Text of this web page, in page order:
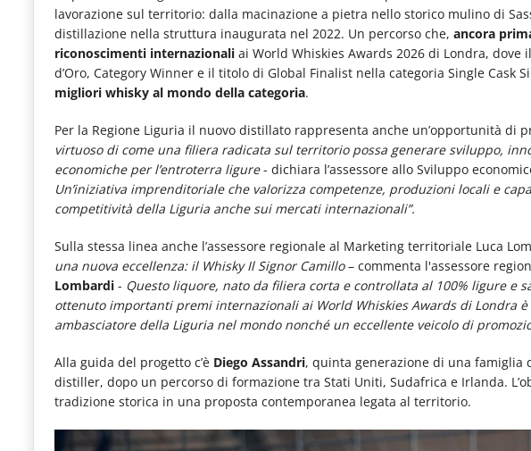
lavorazione sul territorio: dalla macinazione a pietra nello storico mulino di
distillazione nella struttura inaugurata nel 2022. Un percorso che, ancora
riconoscimenti internazionali ai World Whiskies Awards 2026 di Londra,
d’Oro, Category Winner e il titolo di Global Finalist nella categoria Single Cask
migliori whisky al mondo della categoria.
Per la Regione Liguria il nuovo distillato rappresenta anche un’opportunità di
virtuoso di come una filiera radicata sul territorio possa generare sviluppo,
economiche per l’entroterra ligure- dichiara l’assessore allo Sviluppo
Un’iniziativa imprenditoriale che valorizza competenze, produzioni locali e
competitività della Liguria anche sui mercati internazionali”.
Sulla stessa linea anche l’assessore regionale al Marketing territoriale Luca
una nuova eccellenza: il Whisky Il Signor Camillo– commenta l'assessore
Lombardi - Questo liquore, nato da filiera corta e controllata al 100% ligure e
ottenuto importanti premi internazionali ai World Whiskies Awards di Londra
ambasciatore della Liguria nel mondo nonché un eccellente veicolo di
Alla guida del progetto c’è Diego Assandri, quinta generazione di una famiglia
distiller, dopo un percorso di formazione tra Stati Uniti, Sudafrica e Irlanda.
tradizione storica in una proposta contemporanea legata al territorio.